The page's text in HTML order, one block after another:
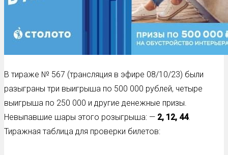
В тираже № 567 (трансляция в эфире 08/10/23) были
разыграны три выигрыша по 500 000 рублей, четыре
выигрыша по 250 000 и другие денежные призы.
Невыпавшие шары этого розыгрыша: — 2, 12, 44.
Тиражная таблица для проверки билетов: